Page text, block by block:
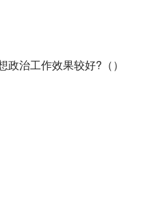
治工作效果较好?（）